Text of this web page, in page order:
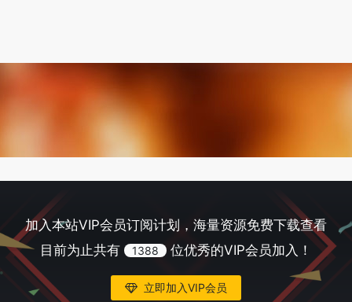
加入本站VIP会员订阅计划，海量资源免费下载查看
目前为止共有
1388 位优秀的VIP会员加入！
立即加入VIP会员